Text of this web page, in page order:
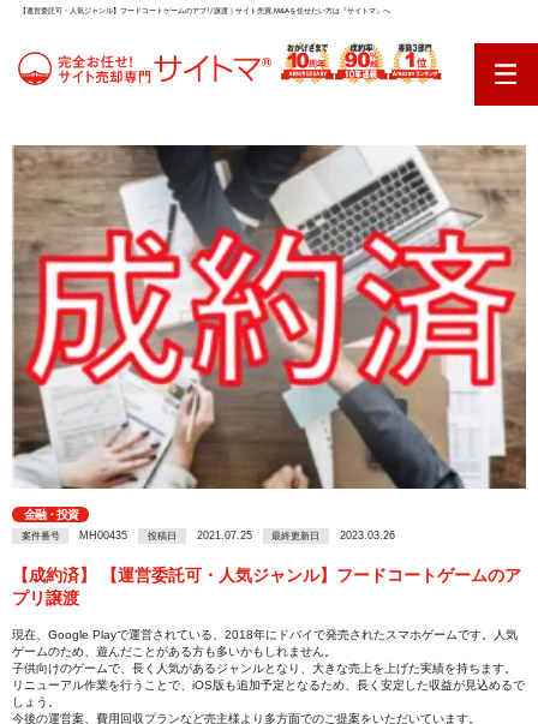
【運営委託可・人気ジャンル】フードコートゲームのアプリ譲渡｜サイト売買,M&Aを任せたい方は『サイトマ』へ
金融・投資
案件番号 MH00435 投稿日 2021.07.25 最終更新日 2023.03.26
【成約済】 【運営委託可・人気ジャンル】フードコートゲームのア
プリ譲渡
現在、Google Playで運営されている、2018年にドバイで発売されたスマホゲームです。人気
ゲームのため、遊んだことがある方も多いかもしれません。
子供向けのゲームで、長く人気があるジャンルとなり、大きな売上を上げた実績を持ちます。
リニューアル作業を行うことで、iOS版も追加予定となるため、長く安定した収益が見込めるで
しょう。
今後の運営案、費用回収プランなど売主様より多方面でのご提案をいただいています。